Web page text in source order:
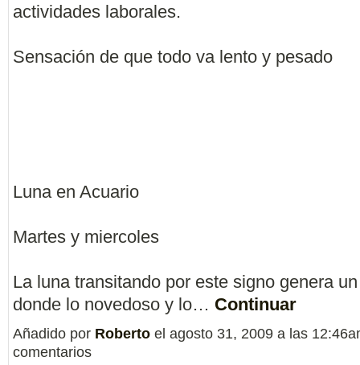
actividades laborales.
Sensación de que todo va lento y pesado
Luna en Acuario
Martes y miercoles
La luna transitando por este signo genera
donde lo novedoso y lo… Continuar
Añadido por Roberto el agosto 31, 2009 a las
comentarios